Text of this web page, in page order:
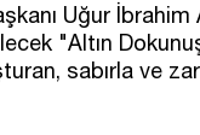
Uğur
"Altın
sabırla ve